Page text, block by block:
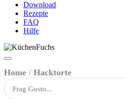
Download
Rezepte
FAQ
Hilfe
Home / Hacktorte